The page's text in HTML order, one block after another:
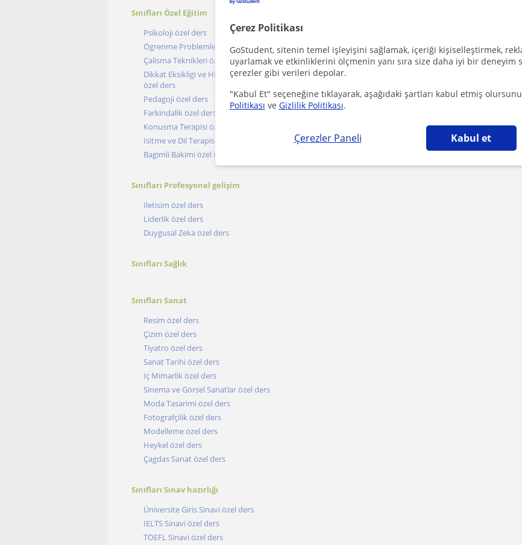
Çerez Politikası
GoStudent, sitenin temel işleyişini sağlamak, içeriği kişiselleştirmek,
uyarlamak ve etkinliklerini ölçmenin yanı sıra size daha iyi bir deneyim
çerezler gibi verileri depolar.
"Kabul Et" seçeneğine tıklayarak, aşağıdaki şartları kabul etmiş
Politikası ve Gizlilik Politikası.
Çerezler Paneli Kabul et
Sınıfları Özel Eğitim
Psikoloji özel ders
Ögrenme Problemleri özel ders
Çalisma Teknikleri özel ders
Dikkat Eksikligi ve Hiperaktivite Bozuklugu (ADHD)
özel ders
Pedagoji özel ders
Farkindalik özel ders
Konusma Terapisi özel ders
Isitme ve Dil Terapisi özel ders
Bagimli Bakimi özel ders
Sınıfları Profesyonel gelişim
Iletisim özel ders
Liderlik özel ders
Duygusal Zeka özel ders
Sınıfları Sağlık
Sınıfları Sanat
Resim özel ders
Çizim özel ders
Tiyatro özel ders
Sanat Tarihi özel ders
Iç Mimarlik özel ders
Sinema ve Görsel Sanatlar özel ders
Moda Tasarimi özel ders
Fotografçilik özel ders
Modelleme özel ders
Heykel özel ders
Çagdas Sanat özel ders
Sınıfları Sınav hazırlığı
Üniversite Giris Sinavi özel ders
IELTS Sinavi özel ders
TOEFL Sinavi özel ders